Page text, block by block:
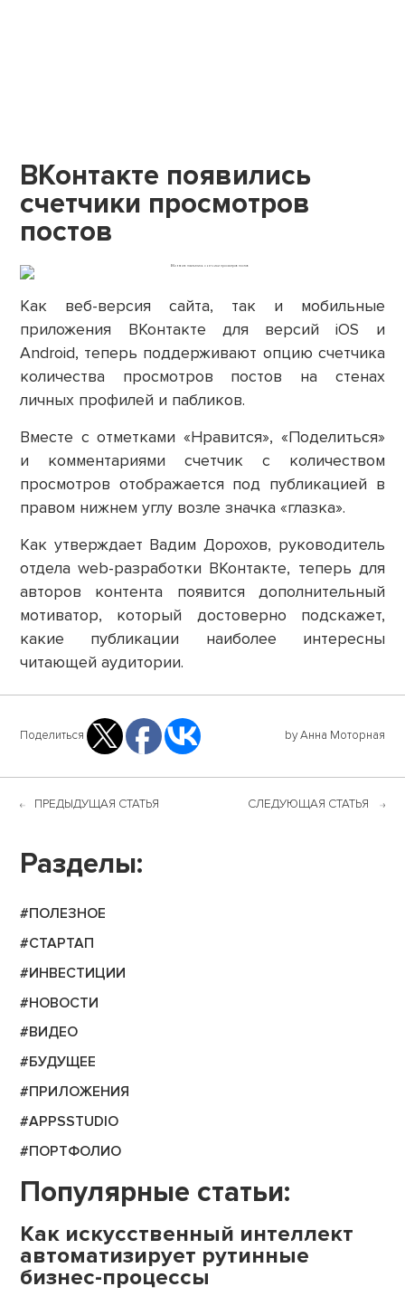
ВКонтакте появились
счетчики просмотров
постов
Как веб-версия сайта, так и мобильные
приложения ВКонтакте для версий iOS и
Android, теперь поддерживают опцию счетчика
количества просмотров постов на стенах
личных профилей и пабликов.
Вместе с отметками «Нравится», «Поделиться»
и комментариями счетчик с количеством
просмотров отображается под публикацией в
правом нижнем углу возле значка «глазка».
Как утверждает Вадим Дорохов, руководитель
отдела web-разработки ВКонтакте, теперь для
авторов контента появится дополнительный
мотиватор, который достоверно подскажет,
какие публикации наиболее интересны
читающей аудитории.
Поделиться by Анна Моторная
ПРЕДЫДУЩАЯ СТАТЬЯ СЛЕДУЮЩАЯ СТАТЬЯ
Разделы:
#ПОЛЕЗНОЕ
#СТАРТАП
#ИНВЕСТИЦИИ
#НОВОСТИ
#ВИДЕО
#БУДУЩЕЕ
#ПРИЛОЖЕНИЯ
#APPSSTUDIO
#ПОРТФОЛИО
Популярные статьи:
Как искусственный интеллект
автоматизирует рутинные
бизнес-процессы